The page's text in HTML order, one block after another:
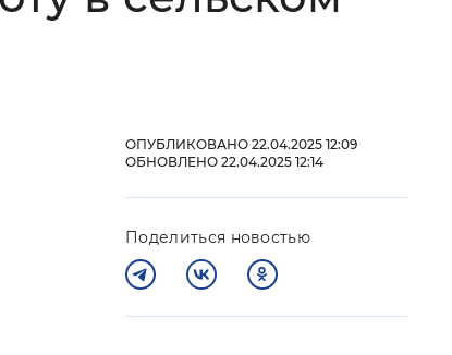
ОПУБЛИКОВАНО 22.04.2025 12:09
ОБНОВЛЕНО 22.04.2025 12:14
Поделиться новостью